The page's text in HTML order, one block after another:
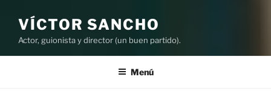
VÍCTOR SANCHO
Actor, guionista y director (un buen partido).
Menú